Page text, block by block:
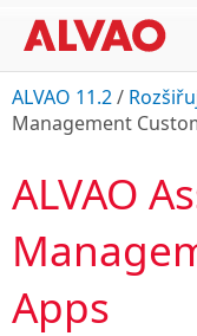
ALVAO 11.2/
Management
ALVAO
Apps